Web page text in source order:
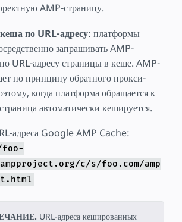
AMP-страницу.
по URL-адресу: платформы
запрашивать AMP-
URL-адресу страницы в кеше. AMP-
по принципу обратного прокси-
когда платформа обращается к
автоматически кешируется.
адреса Google AMP Cache:
c/s/foo.com/amp
URL-адреса кешированных